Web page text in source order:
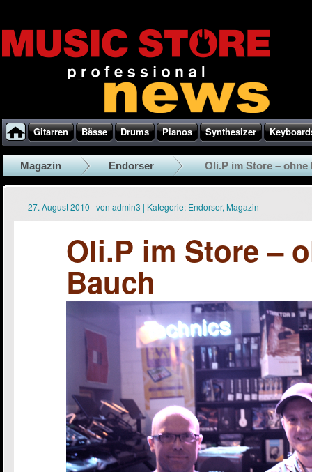
Gitarren Bässe Drums Pianos Synthesizer
Magazin Endorser Oli.P im Store –
27. August 2010 | von admin3 | Kategorie: Endorser, Magazin
Oli.P im Store –
Bauch